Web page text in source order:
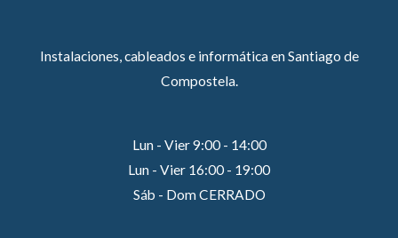
Instalaciones, cableados e informática en Santiago de
Compostela.
Lun - Vier 9:00 - 14:00
Lun - Vier 16:00 - 19:00
Sáb - Dom CERRADO